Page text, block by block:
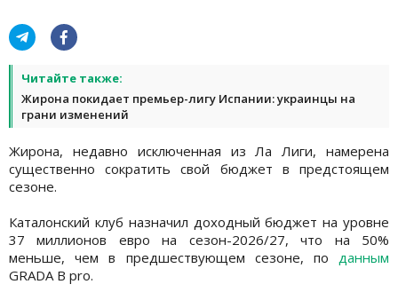
Читайте также:
Жирона покидает премьер-лигу Испании: украинцы на
грани изменений
Жирона, недавно исключенная из Ла Лиги, намерена
существенно сократить свой бюджет в предстоящем
сезоне.
Каталонский клуб назначил доходный бюджет на уровне
37 миллионов евро на сезон-2026/27, что на 50%
меньше, чем в предшествующем сезоне, по данным
GRADA B pro.